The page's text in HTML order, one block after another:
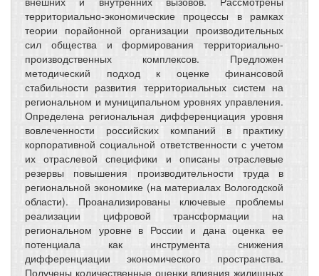
территориально-экономические процессы в рамках
теории порайонной организации производительных
сил общества и формирования территориально-
производственных комплексов. Предложен
методический подход к оценке финансовой
стабильности развития территориальных систем на
региональном и муниципальном уровнях управления.
Определена региональная дифференциация уровня
вовлеченности российских компаний в практику
корпоративной социальной ответственности с учетом
их отраслевой специфики и описаны отраслевые
резервы повышения производительности труда в
региональной экономике (на материалах Вологодской
области). Проанализированы ключевые проблемы
реализации цифровой трансформации на
региональном уровне в России и дана оценка ее
потенциала как инструмента снижения
дифференциации экономического пространства.
Получены количественные оценки влияния жилищных